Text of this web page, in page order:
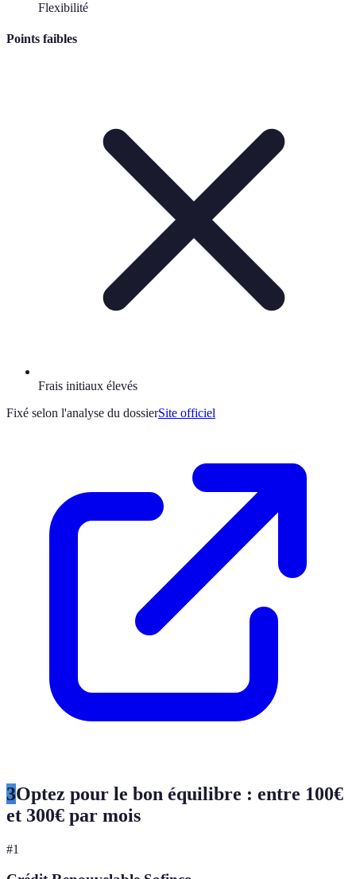
Flexibilité
Points faibles
Frais initiaux élevés
Fixé selon l'analyse du dossierSite officiel
3Optez pour le bon équilibre : entre 100€
et 300€ par mois
#1